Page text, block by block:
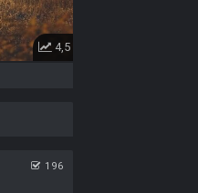
4,5
196